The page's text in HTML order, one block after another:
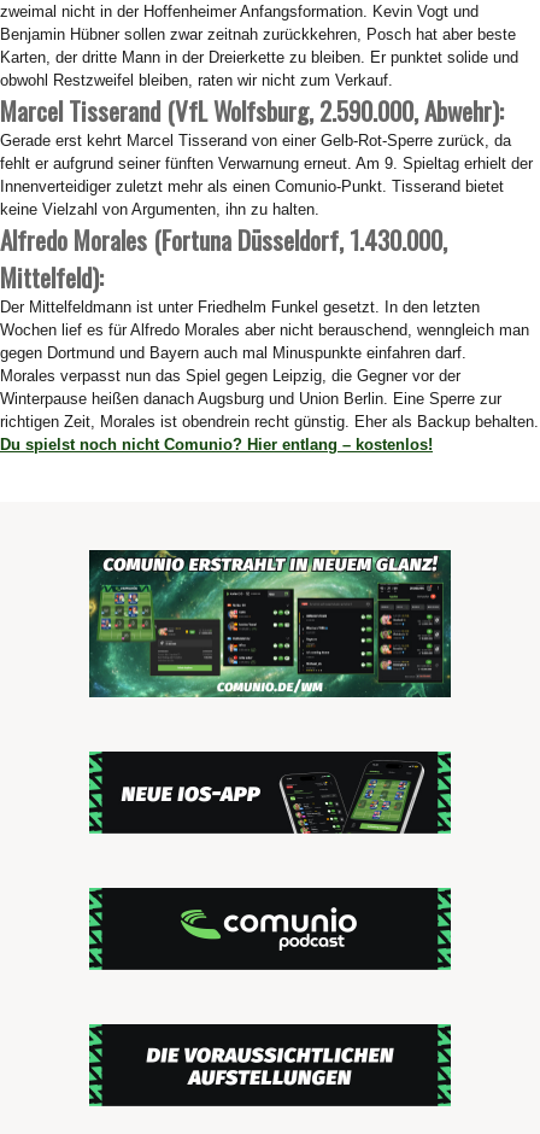
zweimal nicht in der Hoffenheimer Anfangsformation. Kevin Vogt und
Benjamin Hübner sollen zwar zeitnah zurückkehren, Posch hat aber beste
Karten, der dritte Mann in der Dreierkette zu bleiben. Er punktet solide und
obwohl Restzweifel bleiben, raten wir nicht zum Verkauf.
Marcel Tisserand (VfL Wolfsburg, 2.590.000, Abwehr):
Gerade erst kehrt Marcel Tisserand von einer Gelb-Rot-Sperre zurück, da
fehlt er aufgrund seiner fünften Verwarnung erneut. Am 9. Spieltag erhielt der
Innenverteidiger zuletzt mehr als einen Comunio-Punkt. Tisserand bietet
keine Vielzahl von Argumenten, ihn zu halten.
Alfredo Morales (Fortuna Düsseldorf, 1.430.000,
Mittelfeld):
Der Mittelfeldmann ist unter Friedhelm Funkel gesetzt. In den letzten
Wochen lief es für Alfredo Morales aber nicht berauschend, wenngleich man
gegen Dortmund und Bayern auch mal Minuspunkte einfahren darf.
Morales verpasst nun das Spiel gegen Leipzig, die Gegner vor der
Winterpause heißen danach Augsburg und Union Berlin. Eine Sperre zur
richtigen Zeit, Morales ist obendrein recht günstig. Eher als Backup behalten.
Du spielst noch nicht Comunio? Hier entlang – kostenlos!